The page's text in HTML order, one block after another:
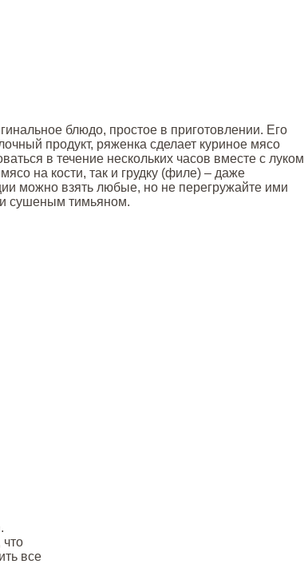
блюдо, простое в приготовлении. Его
продукт, ряженка сделает куриное мясо
в течение нескольких часов вместе с луком
на кости, так и грудку (филе) – даже
можно взять любые, но не перегружайте ими
сушеным тимьяном.
что
все